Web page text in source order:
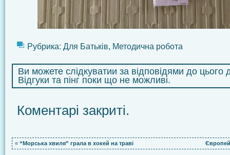
Рубрика: Для Батьків, Методична робота
Ви можете слідкуватии за відповідями до цього
Відгуки та пінг поки що не можливі.
Коментарі закриті.
« “Морська хвиля” грала в хокей на траві